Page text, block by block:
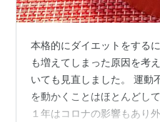
本格的にダイエットをする
も増えてしまった原因を考
いても見直しました。 運動
を動かくことはほとんどし
１年はコロナの影響もあり